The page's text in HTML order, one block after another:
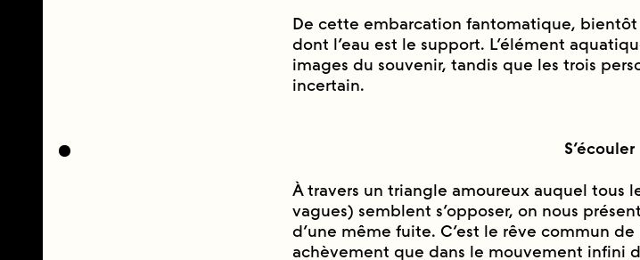
De cette embarcation fantomatique,
dont l’eau est le support. L’élément
images du souvenir, tandis que les trois
incertain.
S’écouler
À travers un triangle amoureux auquel tous
vagues) semblent s’opposer, on nous
d’une même fuite. C’est le rêve commun
achèvement que dans le mouvement infini